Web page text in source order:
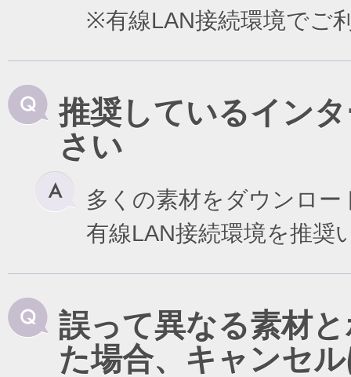
※有線LAN接続環境でご
推奨しているイン
さい
多くの素材をダウンロ
有線LAN接続環境を推奨
誤って異なる素材
た場合、キャンセ